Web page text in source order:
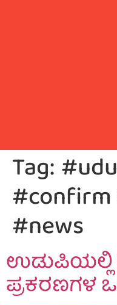
Tag:
#news
ಉಡುಪಿಯಲ್ಲಿ
ಪ್ರಕರಣಗಳ